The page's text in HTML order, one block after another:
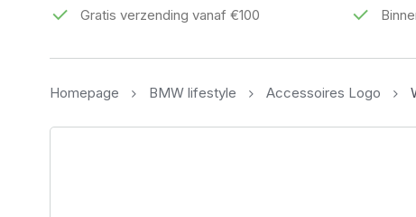
Gratis verzending vanaf €100
Homepage BMW lifestyle Accessoires Logo